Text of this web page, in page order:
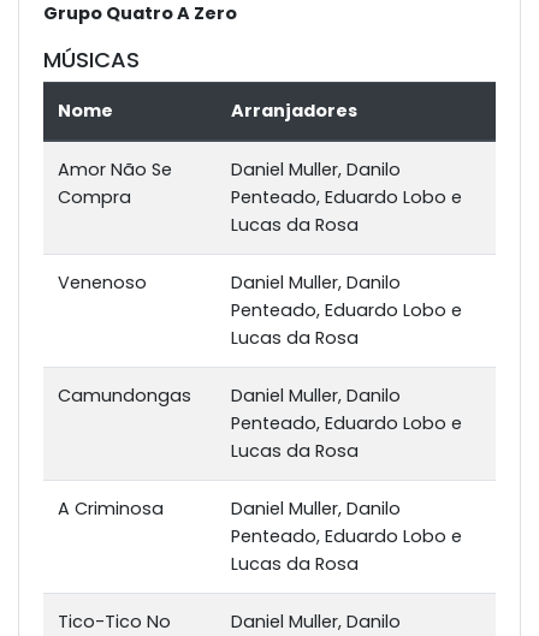
Grupo Quatro A Zero
MÚSICAS
Nome Arranjadores
Amor Não Se
Compra
Daniel Muller, Danilo
Penteado, Eduardo Lobo e
Lucas da Rosa
Venenoso
Daniel Muller, Danilo
Penteado, Eduardo Lobo e
Lucas da Rosa
Camundongas
Daniel Muller, Danilo
Penteado, Eduardo Lobo e
Lucas da Rosa
A Criminosa
Daniel Muller, Danilo
Penteado, Eduardo Lobo e
Lucas da Rosa
Tico-Tico No
Daniel Muller, Danilo